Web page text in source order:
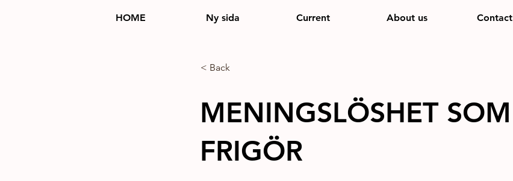
HOME Ny sida Current About us Contact
< Back
MENINGSLÖSHET SOM
FRIGÖR